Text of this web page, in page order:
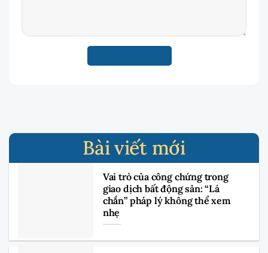
Bài viết mới
Vai trò của công chứng trong
giao dịch bất động sản: “Lá
chắn” pháp lý không thể xem
nhẹ